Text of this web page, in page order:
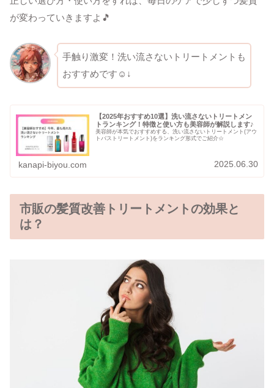
が変わっていきますよ🎵
手触り激変！洗い流さないトリートメントも
おすすめです☺↓
【2025年おすすめ10選】洗い流さないトリートメン
トランキング！特徴と使い方も美容師が解説します♪
美容師が本気でおすすめする、洗い流さないトリートメント(アウ
トバストリートメント)をランキング形式でご紹介☆
kanapi-biyou.com 2025.06.30
市販の髪質改善トリートメントの効果と
は？